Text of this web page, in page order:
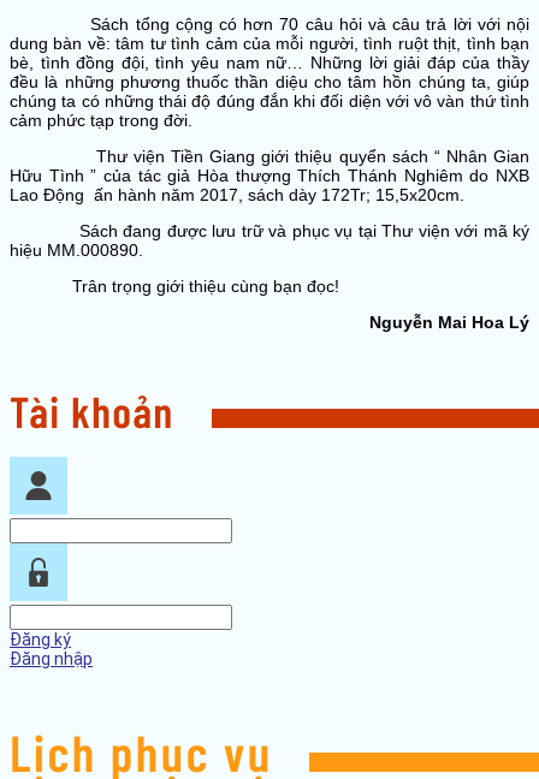
Sách tổng cộng có hơn 70 câu hỏi và câu trả lời với nội
dung bàn về: tâm tư tình cảm của mỗi người, tình ruột thịt, tình bạn
bè, tình đồng đội, tình yêu nam nữ… Những lời giải đáp của thầy
đều là những phương thuốc thần diệu cho tâm hồn chúng ta, giúp
chúng ta có những thái độ đúng đắn khi đối diện với vô vàn thứ tình
cảm phức tạp trong đời.
Thư viện Tiền Giang giới thiệu quyển sách “ Nhân Gian
Hữu Tình ” của tác giả Hòa thượng Thích Thánh Nghiêm do NXB
Lao Động ấn hành năm 2017, sách dày 172Tr; 15,5x20cm.
Sách đang được lưu trữ và phục vụ tại Thư viện với mã ký
hiệu MM.000890.
Trân trọng giới thiệu cùng bạn đọc!
Nguyễn Mai Hoa Lý
Đăng ký
Đăng nhập